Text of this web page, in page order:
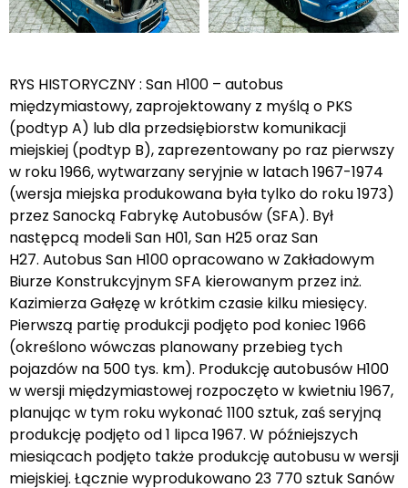
RYS HISTORYCZNY : San H100 – autobus
międzymiastowy, zaprojektowany z myślą o PKS
(podtyp A) lub dla przedsiębiorstw komunikacji
miejskiej (podtyp B), zaprezentowany po raz pierwszy
w roku 1966, wytwarzany seryjnie w latach 1967-1974
(wersja miejska produkowana była tylko do roku 1973)
przez Sanocką Fabrykę Autobusów (SFA). Był
następcą modeli San H01, San H25 oraz San
H27. Autobus San H100 opracowano w Zakładowym
Biurze Konstrukcyjnym SFA kierowanym przez inż.
Kazimierza Gałęzę w krótkim czasie kilku miesięcy.
Pierwszą partię produkcji podjęto pod koniec 1966
(określono wówczas planowany przebieg tych
pojazdów na 500 tys. km). Produkcję autobusów H100
w wersji międzymiastowej rozpoczęto w kwietniu 1967,
planując w tym roku wykonać 1100 sztuk, zaś seryjną
produkcję podjęto od 1 lipca 1967. W późniejszych
miesiącach podjęto także produkcję autobusu w wersji
miejskiej. Łącznie wyprodukowano 23 770 sztuk Sanów